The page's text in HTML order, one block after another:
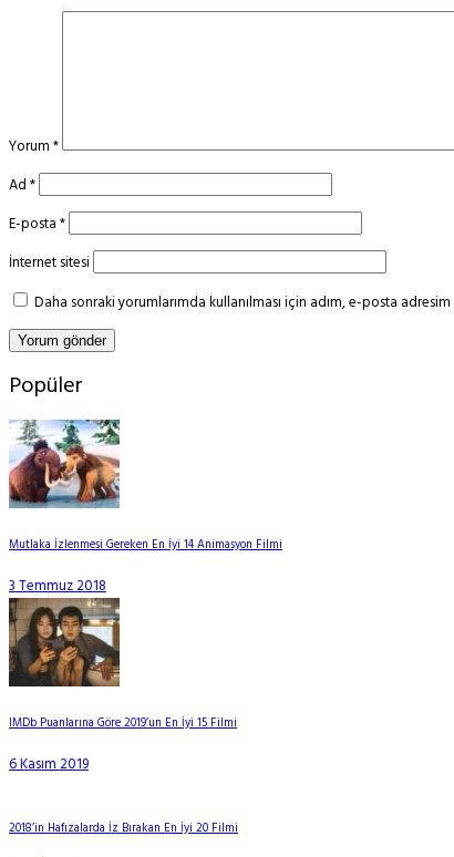
Yorum*
Ad*
E-posta*
İnternet sitesi
Daha sonraki yorumlarımda kullanılması için adım, e-posta
Popüler
Mutlaka İzlenmesi Gereken En İyi 14 Animasyon Filmi
3 Temmuz 2018
IMDb Puanlarına Göre 2019’un En İyi 15 Filmi
6 Kasım 2019
2018’in Hafızalarda İz Bırakan En İyi 20 Filmi